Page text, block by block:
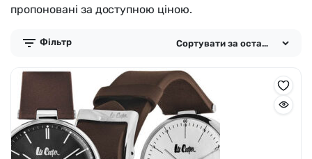
пропоновані за доступною ціною.
Фільтр